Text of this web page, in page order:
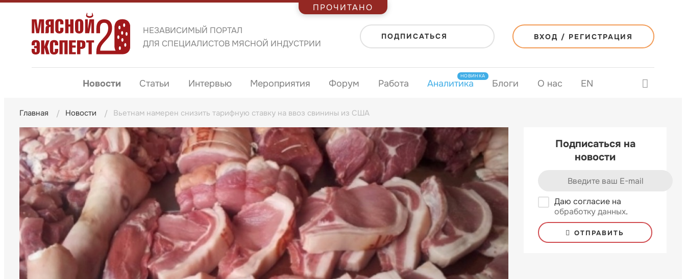
НЕЗАВИСИМЫЙ ПОРТАЛ
ДЛЯ СПЕЦИАЛИСТОВ МЯСНОЙ ИНДУСТРИИ
ПОДПИСАТЬСЯ ВХОД / РЕГИСТРАЦИЯ
Новости Статьи Интервью Мероприятия Форум Работа Аналитика
НОВИНКА
Блоги О нас EN
Главная Новости Вьетнам намерен снизить тарифную ставку на ввоз свинины из США
Подписаться на
новости
Даю согласие на
обработку данных.
ОТПРАВИТЬ
ПРОЧИТАНО